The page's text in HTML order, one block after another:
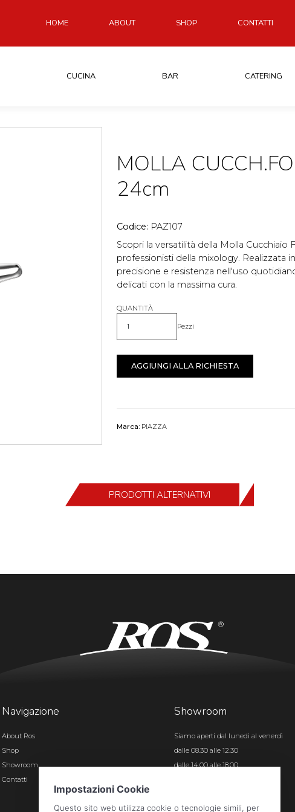
HOME ABOUT SHOP CONTATTI
CUCINA BAR CATERING
MOLLA
24cm
Codice: PAZ107
Scopri la versatilità della Molla
professionisti della mixology. Realizzata
precisione e resistenza nell'uso
delicati con la massima cura.
QUANTITÀ
Quantità Pezzi
AGGIUNGI ALLA RICHIESTA
Marca: PIAZZA
PRODOTTI ALTERNATIVI
Navigazione
About Ros
Shop
Showroom
Contatti
Showroom
Siamo aperti dal lunedì al venerdì
dalle 08.30 alle 12.30
dalle 14.00 alle 18.00